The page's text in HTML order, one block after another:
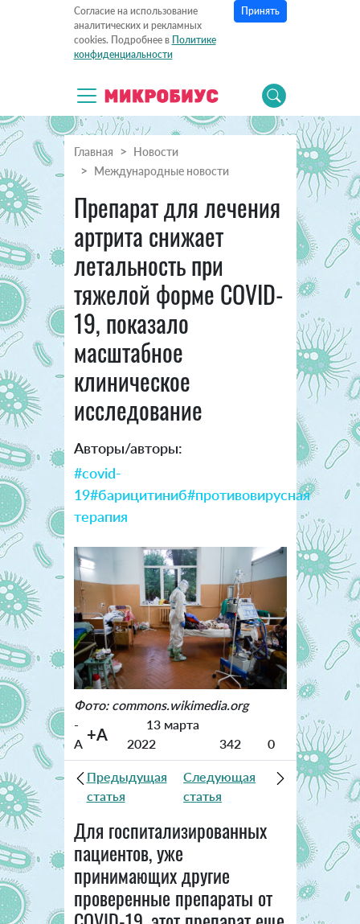
Согласие на использование
аналитических и рекламных
cookies. Подробнее в Политике
конфиденциальности
Принять
Главная
Новости
Международные новости
Препарат для лечения
артрита снижает
летальность при
тяжелой форме COVID-
19, показало
масштабное
клиническое
исследование
Авторы/авторы:
#covid-
19#барицитиниб#противовирусная
терапия
Фото: commons.wikimedia.org
-
A +A
13 марта
2022
342 0
Предыдущая
статья
Следующая
статья
Для госпитализированных
пациентов, уже
принимающих другие
проверенные препараты от